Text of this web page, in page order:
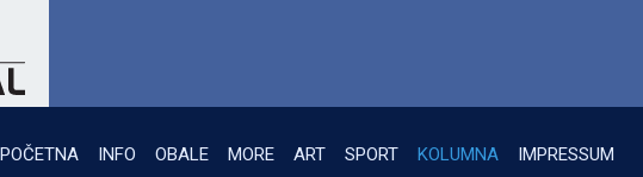
POČETNA INFO OBALE MORE ART SPORT KOLUMNA IMPRESSUM